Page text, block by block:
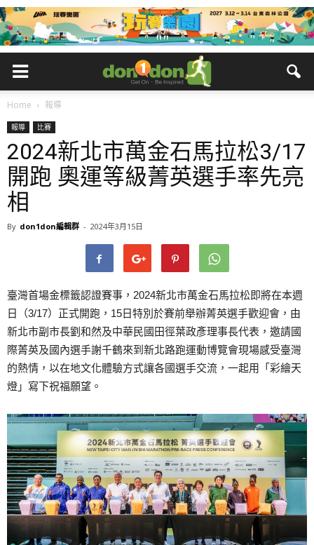
Home 報導
報導 比賽
2024新北市萬金石馬拉松3/17
開跑 奧運等級菁英選手率先亮
相
By don1don編輯群 - 2024年3月15日
臺灣首場金標籤認證賽事，2024新北市萬金石馬拉松即將在本週
日（3/17）正式開跑，15日特別於賽前舉辦菁英選手歡迎會，由
新北市副市長劉和然及中華民國田徑葉政彥理事長代表，邀請國
際菁英及國內選手謝千鶴來到新北路跑運動博覽會現場感受臺灣
的熱情，以在地文化體驗方式讓各國選手交流，一起用「彩繪天
燈」寫下祝福願望。